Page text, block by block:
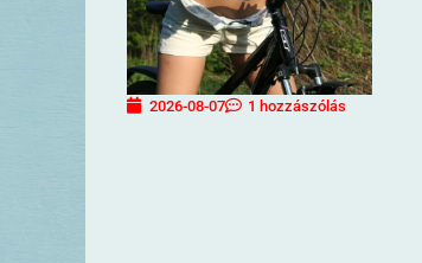
2026-08-07 1 hozzászólás